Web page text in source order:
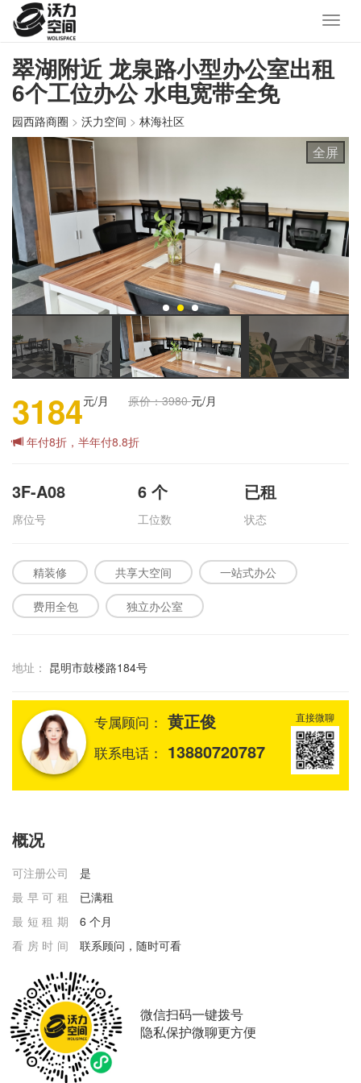
翠湖附近 龙泉路小型办公室出租
6个工位办公 水电宽带全免
园西路商圈 > 沃力空间 > 林海社区
全屏
3184元/月 原价：3980元/月
年付8折，半年付8.8折
3F-A08
席位号
6 个
工位数
已租
状态
精装修 共享大空间 一站式办公
费用全包 独立办公室
地址： 昆明市鼓楼路184号
专属顾问： 黄正俊
联系电话： 13880720787
直接微聊
概况
可注册公司
是
最早可租
已满租
最短租期
6 个月
看房时间
联系顾问，随时可看
微信扫码一键拨号
隐私保护微聊更方便